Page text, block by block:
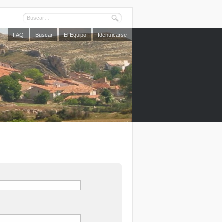
FAQ Buscar El Equipo Identificarse